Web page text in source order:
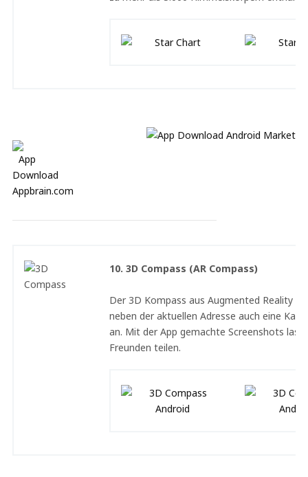
10. 3D Compass (AR Compass)
Der 3D Kompass aus Augmented Reality
neben der aktuellen Adresse auch eine
an. Mit der App gemachte Screenshots
Freunden teilen.